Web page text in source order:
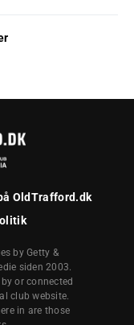
OldTrafford.dk
by Getty &
siden 2003.
or connected
club website.
in are those